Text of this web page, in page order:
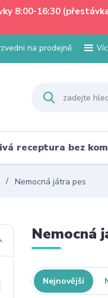
8:00-16:30
na prodejně
receptura bez
Nemocná játra pes
Nemocná
Nejnovější